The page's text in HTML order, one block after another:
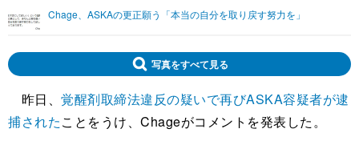
その他
Chage、ASKAの更正願う「本当の自分を取り戻す努力を」
写真をすべて見る
昨日、 覚醒剤取締法違反の疑いで再びASKA容疑者が逮
捕されたことをうけ、Chageがコメントを発表した。